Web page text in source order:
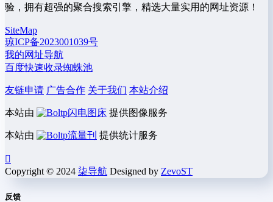
验，拥有超强的聚合搜索引擎，精选大量实用的网址资源！
SiteMap
琼ICP备2023001039号
我的网址导航
百度快速收录蜘蛛池
友链申请 广告合作 关于我们 本站介绍
本站由 闪电图床 提供图像服务
本站由 流量刊 提供统计服务
Copyright © 2024 柒导航 Designed by ZevoST
反馈